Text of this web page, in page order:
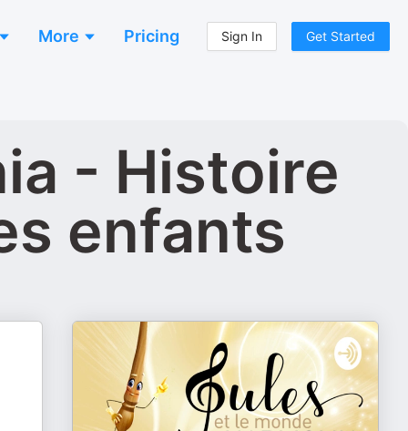
More Pricing Sign In Get Started
- Histoire
enfants